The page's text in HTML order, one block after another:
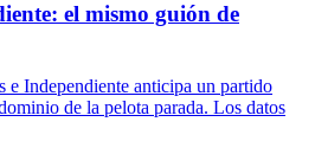
el mismo guión de
e Independiente anticipa un partido
de la pelota parada. Los datos